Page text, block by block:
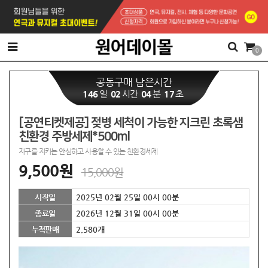
0
공동구매 남은시간
146 일 02 시간 04분 17초
[공연티켓제공] 젖병 세척이 가능한 지크린 초록샘
친환경 주방세제*500ml
지구를 지키는 안심하고 사용할 수 있는 친환경세제
9,500원 15,000원
시작일
2025년 02월 25일 00시 00분
종료일
2026년 12월 31일 00시 00분
누적판매
2,580개